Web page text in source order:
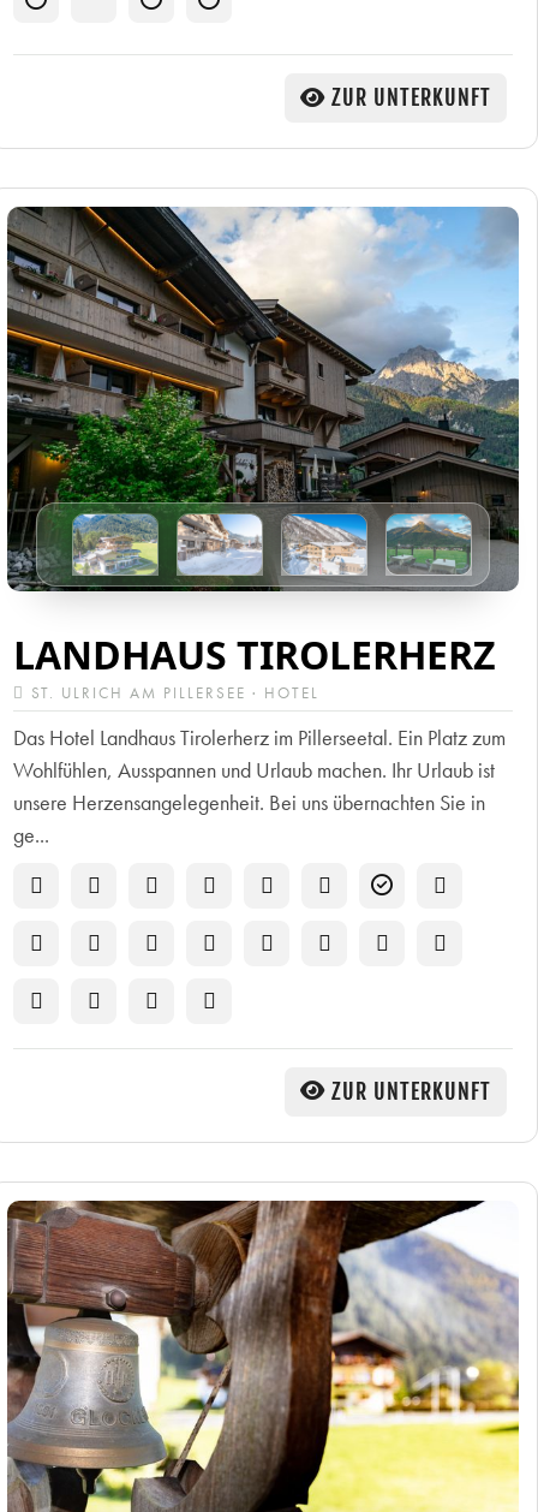
ZUR UNTERKUNFT
LANDHAUS TIROLERHERZ
ST. ULRICH AM PILLERSEE · HOTEL
Das Hotel Landhaus Tirolerherz im Pillerseetal. Ein Platz zum
Wohlfühlen, Ausspannen und Urlaub machen. Ihr Urlaub ist
unsere Herzensangelegenheit. Bei uns übernachten Sie in
ge...
ZUR UNTERKUNFT